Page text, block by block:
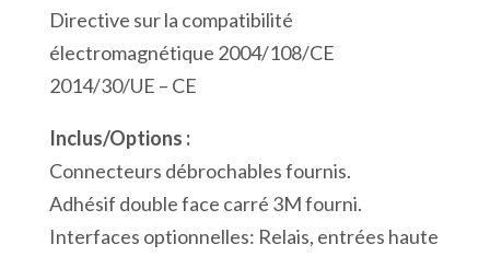
Directive sur la compatibilité
électromagnétique 2004/108/CE
2014/30/UE – CE
Inclus/Options :
Connecteurs débrochables fournis.
Adhésif double face carré 3M fourni.
Interfaces optionnelles: Relais, entrées haute